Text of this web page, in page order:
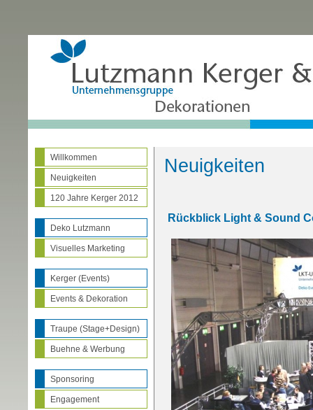
Willkommen
Neuigkeiten
120 Jahre Kerger 2012
Deko Lutzmann
Visuelles Marketing
Kerger (Events)
Events & Dekoration
Traupe (Stage+Design)
Buehne & Werbung
Sponsoring
Engagement
Neuigkeiten
Rückblick Light & Sound